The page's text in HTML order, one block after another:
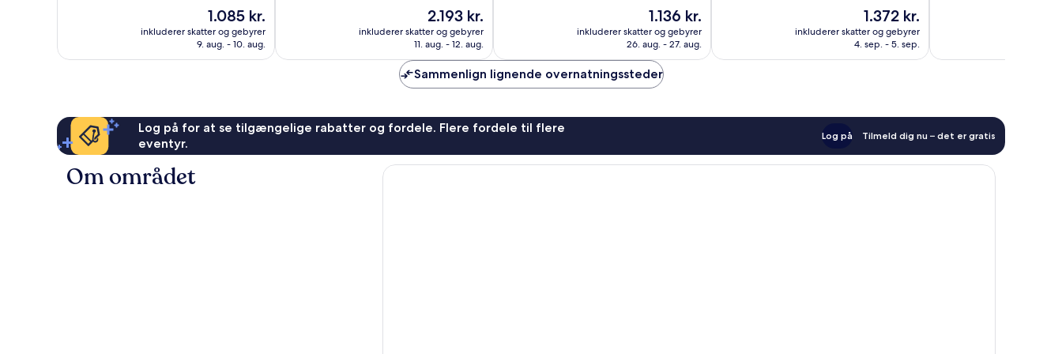
Prisen
er
1.085 kr.
1.085 kr.
inkluderer skatter og gebyrer
9. aug. - 10. aug.
Prisen
er
2.193 kr.
2.193 kr.
inkluderer skatter og gebyrer
11. aug. - 12. aug.
Prisen
er
1.136 kr.
1.136 kr.
inkluderer skatter og gebyrer
26. aug. - 27. aug.
Prisen
er
1.372 kr.
1.372 kr.
inkluderer skatter og gebyrer
4. sep. - 5. sep.
Sammenlign lignende overnatningssteder
Log på for at se tilgængelige rabatter og fordele. Flere fordele til flere
eventyr.
Log på Tilmeld dig nu – det er gratis
Om området